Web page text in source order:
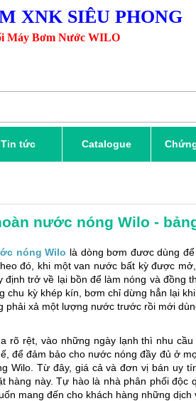
XNK SIÊU PHONG
Máy Bơm Nước WILO
Tin tức Catalogue
nước nóng Wilo -
nóng Wilo là dòng bơm đươc dùng
đó, khi một van nước bất kỳ được
trở về lại bồn để làm nóng và đồng
chu kỳ khép kín, bơm chỉ dừng hẳn lại
phải xả một lượng nước trước rồi mới
rõ rệt, vào những ngày lạnh thì nhu
để đảm bảo cho nước nóng đầy đủ ở
Wilo. Từ đây, giá cả và đơn vị bán uy
hàng này. Tự hào là nhà phân phối độc
mang đến cho khách hàng những